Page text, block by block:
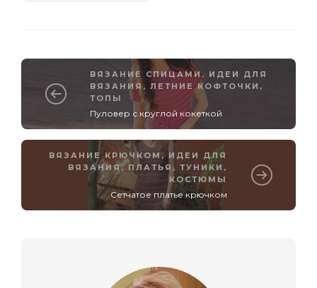
ВЯЗАНИЕ СПИЦАМИ, ИДЕИ ДЛЯ
ВЯЗАНИЯ, ЛЕТНИЕ КОФТОЧКИ,
ТОПЫ
Пуловер с круглой кокеткой
ВЯЗАНИЕ КРЮЧКОМ, ИДЕИ ДЛЯ
ВЯЗАНИЯ, ПЛАТЬЯ, ТУНИКИ,
КОСТЮМЫ
Сетчатое платье крючком